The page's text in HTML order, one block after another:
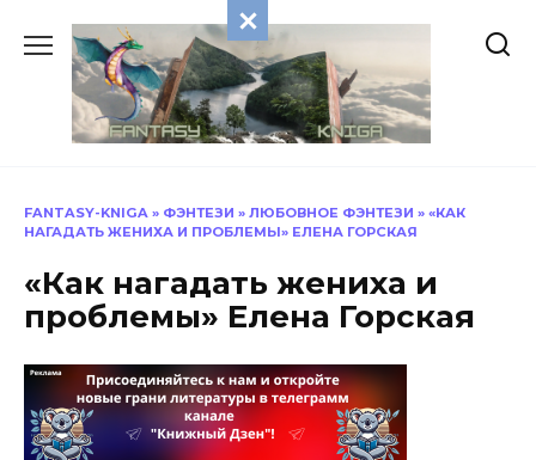
содержанию
FANTASY-KNIGA » ФЭНТЕЗИ » ЛЮБОВНОЕ ФЭНТЕЗИ » «КАК
НАГАДАТЬ ЖЕНИХА И ПРОБЛЕМЫ» ЕЛЕНА ГОРСКАЯ
«Как нагадать жениха и
проблемы» Елена Горская